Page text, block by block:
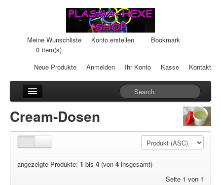
Meine Wunschliste Konto erstellen
Bookmark
0 item(s)
Neue Produkte
Anmelden Ihr Konto Kasse Kontakt
Cream-Dosen
Duftsteine
Cream-Dosen
angezeigte Produkte: 1 bis 4 (von 4 insgesamt)
Seite 1 von 1